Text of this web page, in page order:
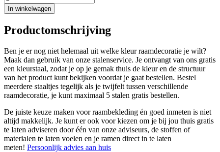
In winkelwagen
Productomschrijving
Ben je er nog niet helemaal uit welke kleur raamdecoratie je wilt?
Maak dan gebruik van onze stalenservice. Je ontvangt van ons gratis
een kleurstaal, zodat je op je gemak thuis de kleur en de structuur
van het product kunt bekijken voordat je gaat bestellen. Bestel
meerdere staaltjes tegelijk als je twijfelt tussen verschillende
raamdecoratie, je kunt maximaal 5 stalen gratis bestellen.
De juiste keuze maken voor raambekleding én goed inmeten is niet
altijd makkelijk. Je kunt er ook voor kiezen om je bij jou thuis gratis
te laten adviseren door één van onze adviseurs, de stoffen of
materialen te laten voelen en je ramen direct in te laten
meten! Persoonlijk advies aan huis